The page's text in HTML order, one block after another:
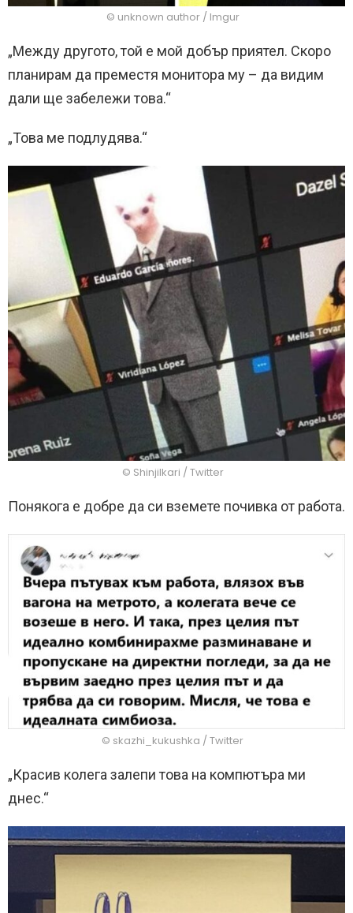
© unknown author / Imgur
„Между другото, той е мой добър приятел. Скоро
планирам да преместя монитора му – да видим
дали ще забележи това.“
„Това ме подлудява.“
© Shinjilkari / Twitter
Понякога е добре да си вземете почивка от работа.
© skazhi_kukushka / Twitter
„Красив колега залепи това на компютъра ми
днес.“